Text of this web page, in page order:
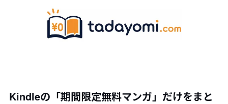
Kindleの「期間限定無料マンガ」だけをまと